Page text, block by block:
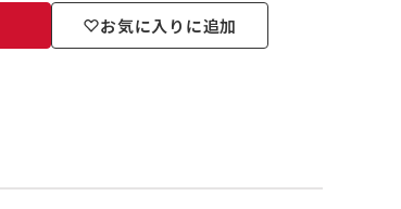
お気に入りに追加